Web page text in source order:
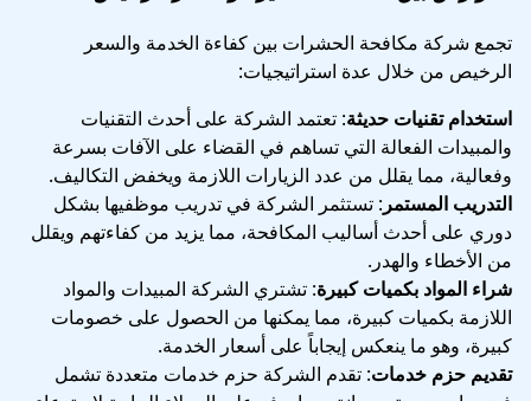
تجمع شركة مكافحة الحشرات بين كفاءة الخدمة والسعر
الرخيص من خلال عدة استراتيجيات:
استخدام تقنيات حديثة: تعتمد الشركة على أحدث التقنيات
والمبيدات الفعالة التي تساهم في القضاء على الآفات بسرعة
وفعالية، مما يقلل من عدد الزيارات اللازمة ويخفض التكاليف.
التدريب المستمر : تستثمر الشركة في تدريب موظفيها بشكل
دوري على أحدث أساليب المكافحة، مما يزيد من كفاءتهم ويقلل
من الأخطاء والهدر.
شراء المواد بكميات كبيرة: تشتري الشركة المبيدات والمواد
اللازمة بكميات كبيرة، مما يمكنها من الحصول على خصومات
كبيرة، وهو ما ينعكس إيجاباً على أسعار الخدمة.
تقديم حزم خدمات: تقدم الشركة حزم خدمات متعددة تشمل